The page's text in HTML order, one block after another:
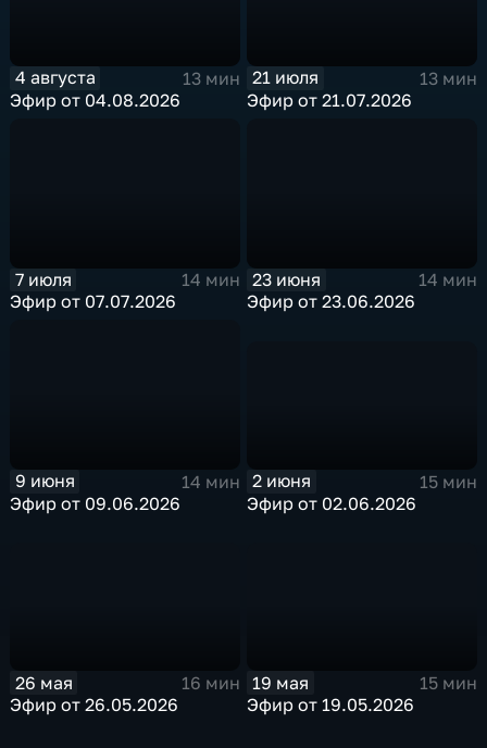
4 августа
13 мин
Эфир от 04.08.2026
21 июля
13 мин
Эфир от 21.07.2026
7 июля
14 мин
Эфир от 07.07.2026
23 июня
14 мин
Эфир от 23.06.2026
9 июня
14 мин
Эфир от 09.06.2026
2 июня
15 мин
Эфир от 02.06.2026
26 мая
16 мин
Эфир от 26.05.2026
19 мая
15 мин
Эфир от 19.05.2026